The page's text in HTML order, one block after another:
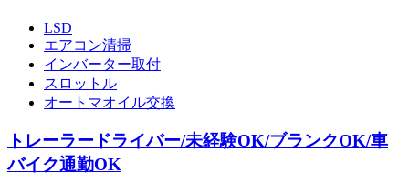
LSD
エアコン清掃
インバーター取付
スロットル
オートマオイル交換
トレーラードライバー/未経験OK/ブランクOK/車
バイク通勤OK